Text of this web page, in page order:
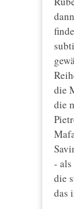
die
die
-
die
das